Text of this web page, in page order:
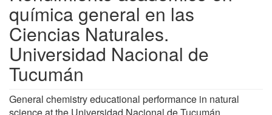
química general en las
Ciencias Naturales.
Universidad Nacional de
Tucumán
General chemistry educational performance in natural